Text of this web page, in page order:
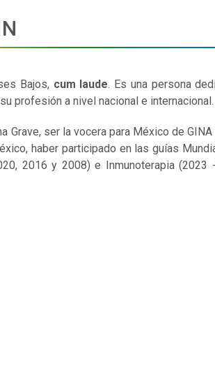
Bajos, cum laude. Es una persona
profesión a nivel nacional e internacional.
Grave, ser la vocera para México de GINA
haber participado en las guías
2016 y 2008) e Inmunoterapia (2023 -